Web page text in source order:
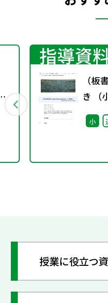
指導資
（板
き （
小
授業に役立つ